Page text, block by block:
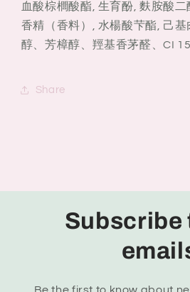
血酸棕櫚酸酯, 生育酚, 麩胺酸
香精（香料）, 水楊酸芐酯, 己
醇、芳樟醇、羥基香茅醛、CI
Share
Subscribe